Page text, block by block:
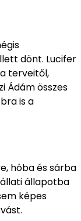
dönt. Lucifer
terveitől,
Ádám összes
is a
hóba és sárba
állapotba
képes